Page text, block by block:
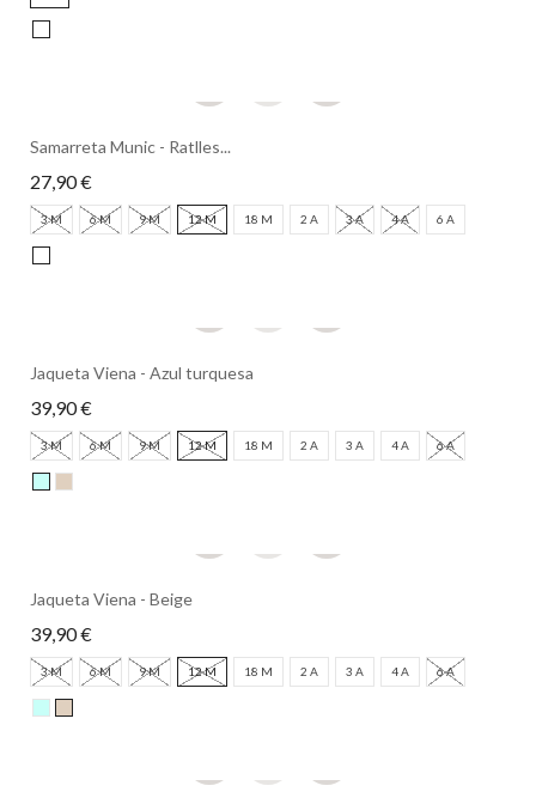
Samarreta Munic - Ratlles...
27,90 €
3 M 6 M 9 M 12 M 18 M 2 A 3 A 4 A 6 A
Jaqueta Viena - Azul turquesa
39,90 €
3 M 6 M 9 M 12 M 18 M 2 A 3 A 4 A 6 A
Jaqueta Viena - Beige
39,90 €
3 M 6 M 9 M 12 M 18 M 2 A 3 A 4 A 6 A